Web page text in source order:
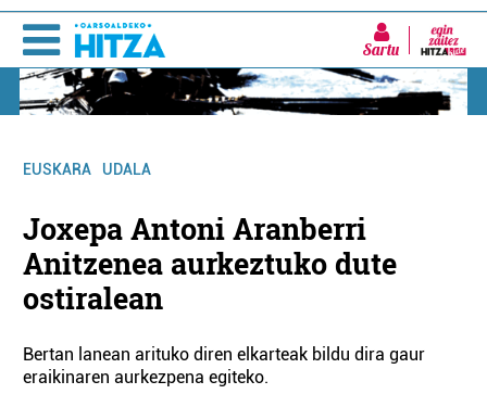
Sartu
EUSKARA UDALA
Joxepa Antoni Aranberri
Anitzenea aurkeztuko dute
ostiralean
Bertan lanean arituko diren elkarteak bildu dira gaur
eraikinaren aurkezpena egiteko.